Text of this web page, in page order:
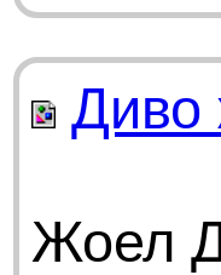
Диво
Жоел